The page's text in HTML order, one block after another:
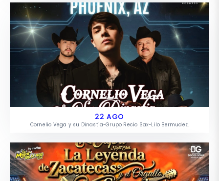
22 AGO
Cornelio Vega y su Dinastia-Grupo Recio Sax-Lilo Bermudez.